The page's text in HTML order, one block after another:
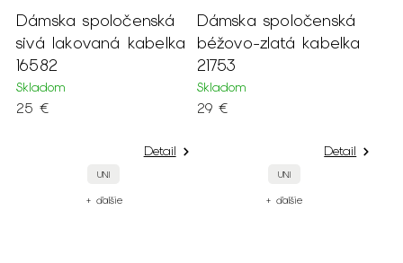
Dámska spoločenská
sivá lakovaná kabelka
16582
Skladom
25 €
Detail
UNI
+ ďalšie
Dámska spoločenská
béžovo-zlatá kabelka
21753
Skladom
29 €
Detail
UNI
+ ďalšie